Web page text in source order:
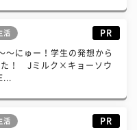
活 PR
〜にゅー！学生の発想から
た！ Jミルク×キョーソウ
活 PR